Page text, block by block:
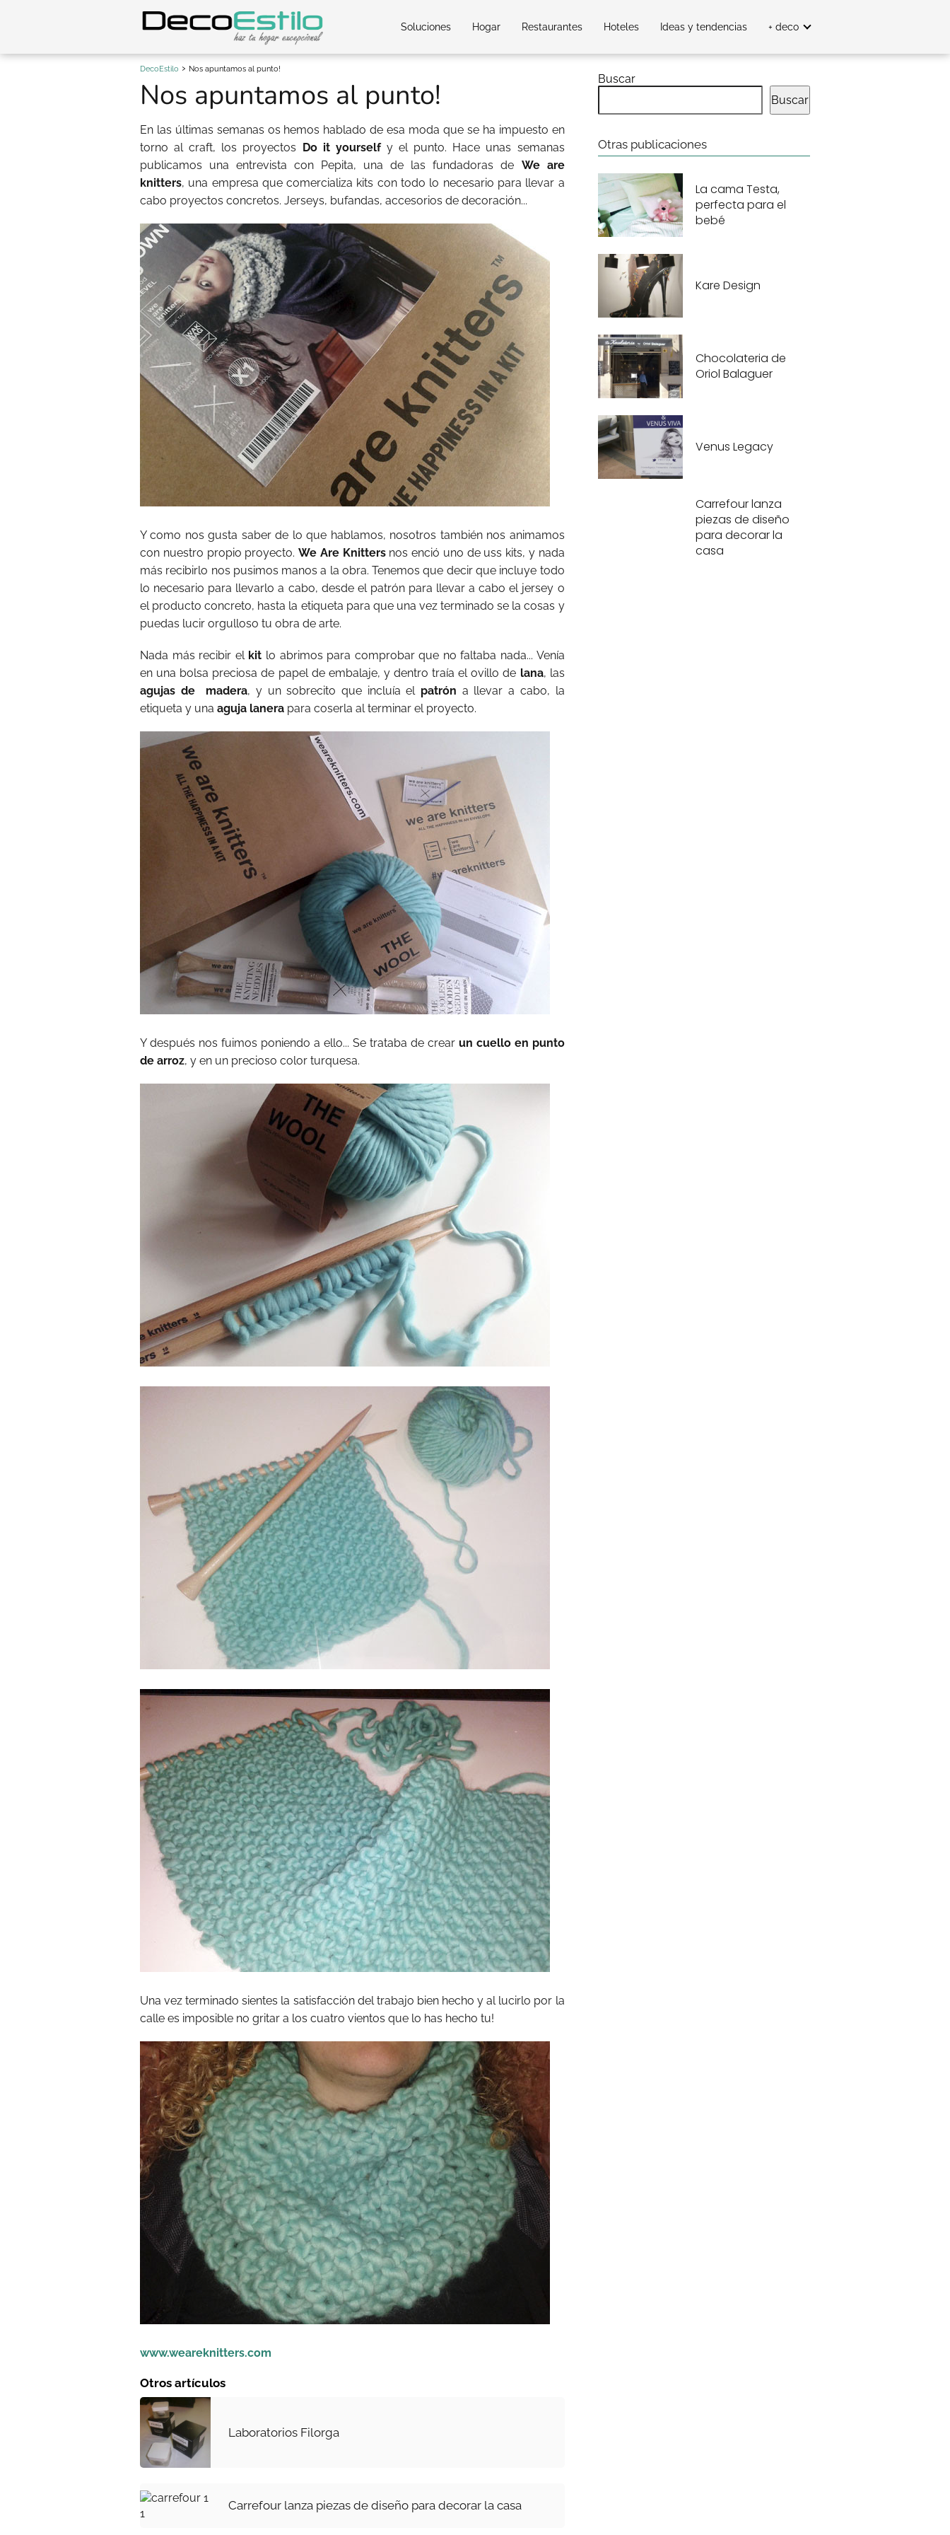
Soluciones Hogar Restaurantes Hoteles Ideas y tendencias + deco
DecoEstilo Nos apuntamos al punto!
Nos apuntamos al punto!
En las últimas semanas os hemos hablado de esa moda que se ha impuesto en
torno al craft, los proyectos Do it yourselfy el punto. Hace unas semanas
publicamos una entrevista con Pepita, una de las fundadoras de We are
knitters, una empresa que comercializa kits con todo lo necesario para llevar a
cabo proyectos concretos. Jerseys, bufandas, accesorios de decoración...
Y como nos gusta saber de lo que hablamos, nosotros también nos animamos
con nuestro propio proyecto.We Are Knittersnos enció uno de uss kits, y nada
más recibirlo nos pusimos manos a la obra. Tenemos que decir que incluye todo
lo necesario para llevarlo a cabo, desde el patrón para llevar a cabo el jersey o
el producto concreto, hasta la etiqueta para que una vez terminado se la cosas y
puedas lucir orgulloso tu obra de arte.
Nada más recibir el kit lo abrimos para comprobar que no faltaba nada... Venía
en una bolsa preciosa de papel de embalaje, y dentro traía el ovillo de lana, las
agujas de madera, y un sobrecito que incluía el patrón a llevar a cabo, la
etiqueta y una aguja lanera para coserla al terminar el proyecto.
Y después nos fuimos poniendo a ello... Se trataba de crear un cuello en punto
de arroz, y en un precioso color turquesa.
Una vez terminado sientes la satisfacción del trabajo bien hecho y al lucirlo por la
calle es imposible no gritar a los cuatro vientos que lo has hecho tu!
www.weareknitters.com
Otros artículos
Laboratorios Filorga
Carrefour lanza piezas de diseño para decorar la casa
Buscar
Buscar
Otras publicaciones
La cama Testa,
perfecta para el
bebé
Kare Design
Chocolateria de
Oriol Balaguer
Venus Legacy
Carrefour lanza
piezas de diseño
para decorar la
casa